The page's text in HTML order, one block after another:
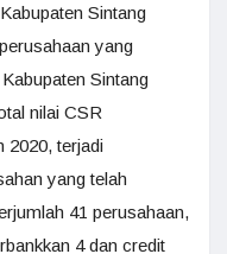
Sintang
yang
Sintang
nilai CSR
2020, terjadi
yang telah
41 perusahaan,
4 dan credit